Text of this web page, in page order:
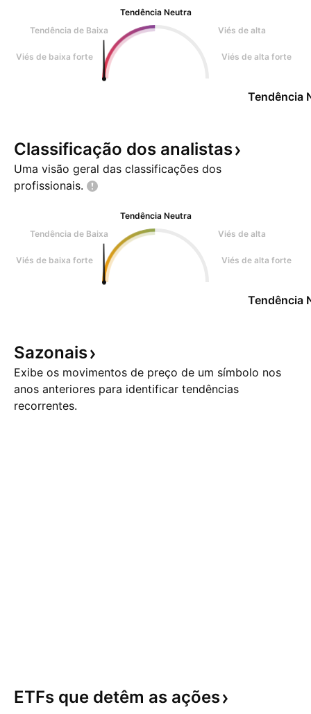
Tendência Neutra
Tendência de Baixa
Viés de alta
Viés de baixa forte Viés de alta forte
Tendência
Classificação dos analistas
Uma visão geral das classificações dos
profissionais.
Tendência Neutra
Tendência de Baixa
Viés de alta
Viés de baixa forte Viés de alta forte
Tendência
Sazonais
Exibe os movimentos de preço de um símbolo nos
anos anteriores para identificar tendências
recorrentes.
ETFs que detêm as ações